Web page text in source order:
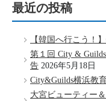
最近の投稿
【韓国へ行こう！
第１回 City &
告 2026年5月18日
City&Guilds横浜教
大宮ビューティー